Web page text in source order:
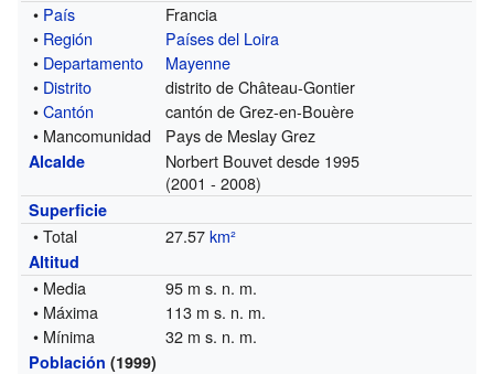
• País
Francia
• Región
Países del Loira
• Departamento
Mayenne
• Distrito
distrito de Château-Gontier
•Cantón
cantón de Grez-en-Bouère
• Mancomunidad
Pays de Meslay Grez
Alcalde
Norbert Bouvet desde 1995
(2001 - 2008)
Superficie
• Total 27.57km²
Altitud
• Media
95 m s. n. m.
• Máxima
113 m s. n. m.
• Mínima
32 m s. n. m.
Población (1999)